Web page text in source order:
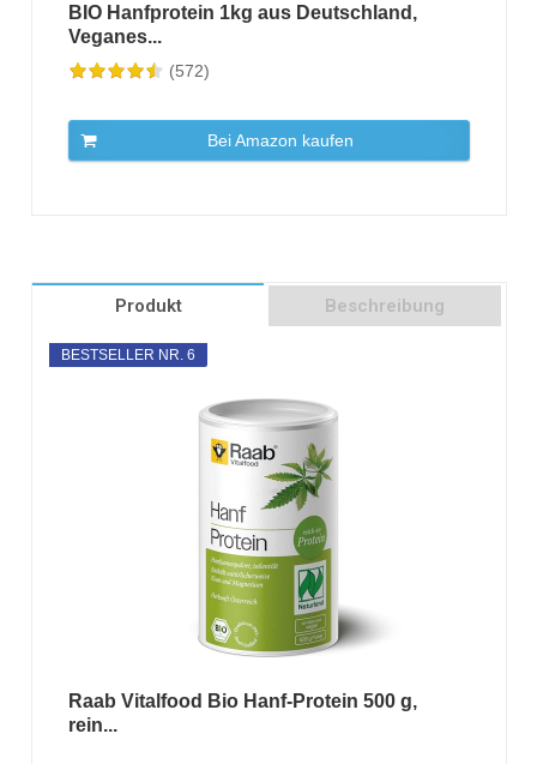
BIO Hanfprotein 1kg aus Deutschland,
Veganes...
(572)
Bei Amazon kaufen
Produkt Beschreibung
BESTSELLER NR. 6
Raab Vitalfood Bio Hanf-Protein 500 g,
rein...